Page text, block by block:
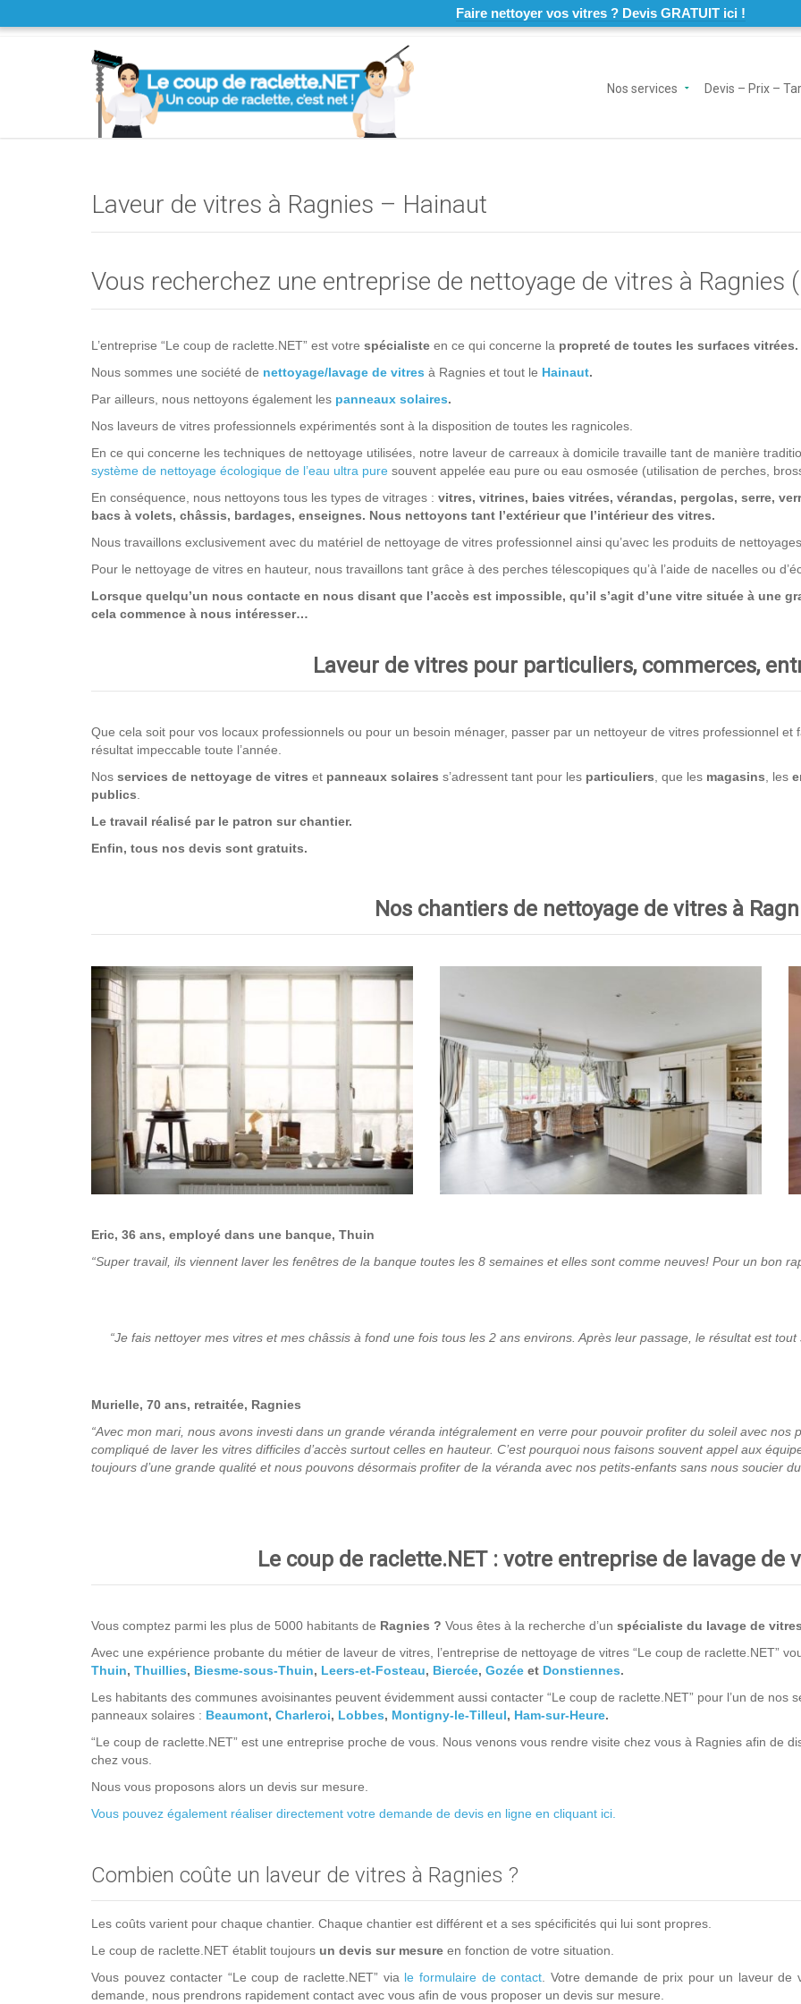
Faire nettoyer vos vitres ? Devis GRATUIT ici !
Nos services Devis – Prix –
Laveur de vitres à Ragnies – Hainaut
Vous recherchez une entreprise de nettoyage de vitres à Ragnies
L’entreprise “Le coup de raclette.NET” est votre spécialiste en ce qui concerne la propreté de toutes les surfaces vitrées.
Nous sommes une société de nettoyage/lavage de vitres à Ragnies et tout le Hainaut.
Par ailleurs, nous nettoyons également les panneaux solaires.
Nos laveurs de vitres professionnels expérimentés sont à la disposition de toutes les ragnicoles.
En ce qui concerne les techniques de nettoyage utilisées, notre laveur de carreaux à domicile travaille tant de manière
système de nettoyage écologique de l’eau ultra pure souvent appelée eau pure ou eau osmosée (utilisation de perches,
En conséquence, nous nettoyons tous les types de vitrages : vitres, vitrines, baies vitrées, vérandas, pergolas, serre,
bacs à volets, châssis, bardages, enseignes. Nous nettoyons tant l’extérieur que l’intérieur des vitres.
Nous travaillons exclusivement avec du matériel de nettoyage de vitres professionnel ainsi qu’avec les produits de
Pour le nettoyage de vitres en hauteur, nous travaillons tant grâce à des perches télescopiques qu’à l’aide de nacelles ou
Lorsque quelqu’un nous contacte en nous disant que l’accès est impossible, qu’il s’agit d’une vitre située à une
cela commence à nous intéresser…
Laveur de vitres pour particuliers, commerces,
Que cela soit pour vos locaux professionnels ou pour un besoin ménager, passer par un nettoyeur de vitres professionnel et
résultat impeccable toute l’année.
Nos services de nettoyage de vitres et panneaux solaires s’adressent tant pour les particuliers , que les magasins , les
publics
Le travail réalisé par le patron sur chantier.
Enfin, tous nos devis sont gratuits.
Nos chantiers de nettoyage de vitres à
Eric, 36 ans, employé dans une banque, Thuin
“Super travail, ils viennent laver les fenêtres de la banque toutes les 8 semaines et elles sont comme neuves! Pour un bon
“Je fais nettoyer mes vitres et mes châssis à fond une fois tous les 2 ans environs. Après leur passage, le résultat est
Murielle, 70 ans, retraitée, Ragnies
“Avec mon mari, nous avons investi dans un grande véranda intégralement en verre pour pouvoir profiter du soleil avec
compliqué de laver les vitres difficiles d’accès surtout celles en hauteur. C’est pourquoi nous faisons souvent appel aux
toujours d’une grande qualité et nous pouvons désormais profiter de la véranda avec nos petits-enfants sans nous soucier
Le coup de raclette.NET : votre entreprise de lavage de
Vous comptez parmi les plus de 5000 habitants de Ragnies ? Vous êtes à la recherche d’un spécialiste du lavage de
Avec une expérience probante du métier de laveur de vitres, l’entreprise de nettoyage de vitres “Le coup de raclette.NET”
Thuin, Thuillies, Biesme-sous-Thuin, Leers-et-Fosteau, Biercée, Gozée et Donstiennes.
Les habitants des communes avoisinantes peuvent évidemment aussi contacter “Le coup de raclette.NET” pour l’un de nos
panneaux solaires : Beaumont, Charleroi, Lobbes, Montigny-le-Tilleul, Ham-sur-Heure.
“Le coup de raclette.NET” est une entreprise proche de vous. Nous venons vous rendre visite chez vous à Ragnies afin de
chez vous.
Nous vous proposons alors un devis sur mesure.
Vous pouvez également réaliser directement votre demande de devis en ligne en cliquant ici.
Combien coûte un laveur de vitres à Ragnies ?
Les coûts varient pour chaque chantier. Chaque chantier est différent et a ses spécificités qui lui sont propres.
Le coup de raclette.NET établit toujours un devis sur mesure en fonction de votre situation.
Vous pouvez contacter “Le coup de raclette.NET” via le formulaire de contact. Votre demande de prix pour un laveur de
demande, nous prendrons rapidement contact avec vous afin de vous proposer un devis sur mesure.